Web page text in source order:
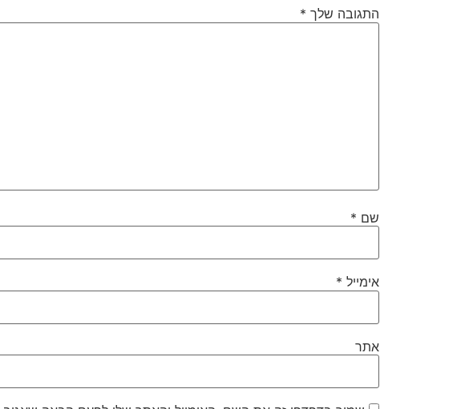
התגובה שלך *
שם *
אימייל *
אתר